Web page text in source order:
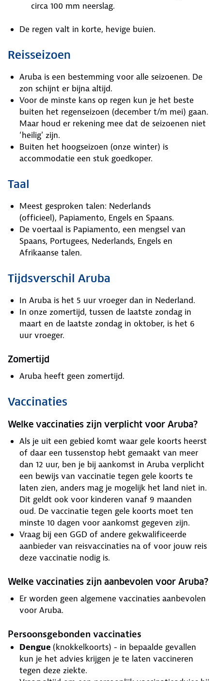
circa 100 mm neerslag.
De regen valt in korte, hevige buien.
Reisseizoen
Aruba is een bestemming voor alle seizoenen. De
zon schijnt er bijna altijd.
Voor de minste kans op regen kun je het beste
buiten het regenseizoen (december t/m mei) gaan.
Maar houd er rekening mee dat de seizoenen niet
‘heilig' zijn.
Buiten het hoogseizoen (onze winter) is
accommodatie een stuk goedkoper.
Taal
Meest gesproken talen: Nederlands
(officieel), Papiamento, Engels en Spaans.
De voertaal is Papiamento, een mengsel van
Spaans, Portugees, Nederlands, Engels en
Afrikaanse talen.
Tijdsverschil Aruba
In Aruba is het 5 uur vroeger dan in Nederland.
In onze zomertijd, tussen de laatste zondag in
maart en de laatste zondag in oktober, is het 6
uur vroeger.
Zomertijd
Aruba heeft geen zomertijd.
Vaccinaties
Welke vaccinaties zijn verplicht voor Aruba?
Als je uit een gebied komt waar gele koorts heerst
of daar een tussenstop hebt gemaakt van meer
dan 12 uur, ben je bij aankomst in Aruba verplicht
een bewijs van vaccinatie tegen gele koorts te
laten zien, anders mag je mogelijk het land niet in.
Dit geldt ook voor kinderen vanaf 9 maanden
oud. De vaccinatie tegen gele koorts moet ten
minste 10 dagen voor aankomst gegeven zijn.
Vraag bij een GGD of andere gekwalificeerde
aanbieder van reisvaccinaties na of voor jouw reis
deze vaccinatie nodig is.
Welke vaccinaties zijn aanbevolen voor Aruba?
Er worden geen algemene vaccinaties aanbevolen
voor Aruba.
Persoonsgebonden vaccinaties
Dengue (knokkelkoorts) - in bepaalde gevallen
kun je het advies krijgen je te laten vaccineren
tegen deze ziekte.